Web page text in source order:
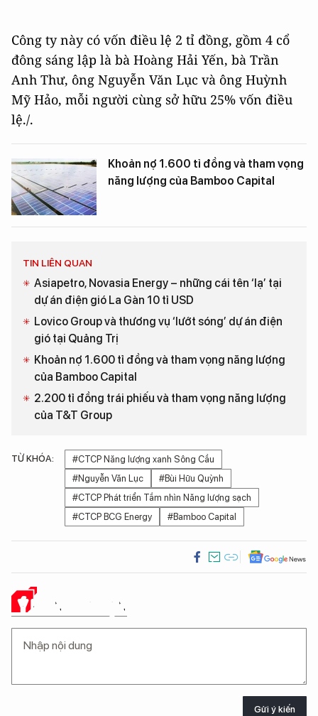
Công ty này có vốn điều lệ 2 tỉ đồng, gồm 4 cổ
đông sáng lập là bà Hoàng Hải Yến, bà Trần
Anh Thư, ông Nguyễn Văn Lục và ông Huỳnh
Mỹ Hảo, mỗi người cùng sở hữu 25% vốn điều
lệ./.
Khoản nợ 1.600 tỉ đồng và tham vọng
năng lượng của Bamboo Capital
TIN LIÊN QUAN
Asiapetro, Novasia Energy – những cái tên ‘lạ’ tại
dự án điện gió La Gàn 10 tỉ USD
Lovico Group và thương vụ ‘lướt sóng’ dự án điện
gió tại Quảng Trị
Khoản nợ 1.600 tỉ đồng và tham vọng năng lượng
của Bamboo Capital
2.200 tỉ đồng trái phiếu và tham vọng năng lượng
của T&T Group
TỪ KHÓA:
#CTCP Năng lượng xanh Sông Cầu
#Nguyễn Văn Lục
#Bùi Hữu Quỳnh
#CTCP Phát triển Tầm nhìn Năng lượng sạch
#CTCP BCG Energy
#Bamboo Capital
Ý KIẾN CỦA BẠN
Gửi ý kiến